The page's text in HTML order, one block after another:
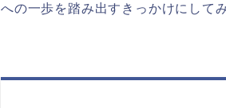
への一歩を踏み出すきっかけにして